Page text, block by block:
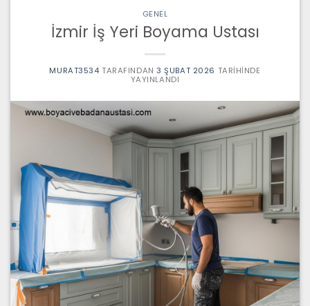
GENEL
İzmir İş Yeri Boyama Ustası
MURAT3534 TARAFINDAN 3 ŞUBAT 2026 TARIHINDE
YAYINLANDI